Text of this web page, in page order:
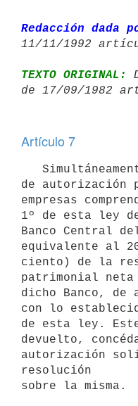
Redacción dada
11/11/1992
TEXTO ORIGINAL:
de 17/09/1982
Artículo 7
de autorización
empresas
1º de esta ley
Banco Central
equivalente al
ciento) de la
patrimonial
dicho Banco, de
con lo
de esta ley.
devuelto,
autorización
resolución
sobre la misma.